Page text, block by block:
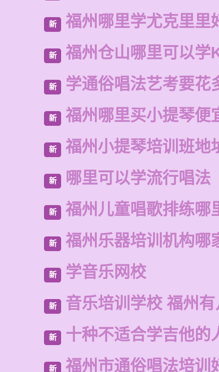
新 福州哪里学尤克里里
新 福州仓山哪里可以学
新 学通俗唱法艺考要花
新 福州哪里买小提琴便
新 福州小提琴培训班地
新 哪里可以学流行唱法
新 福州儿童唱歌排练哪
新 福州乐器培训机构哪
新 学音乐网校
新 音乐培训学校 福州
新 十种不适合学吉他的
新 福州市通俗唱法培训